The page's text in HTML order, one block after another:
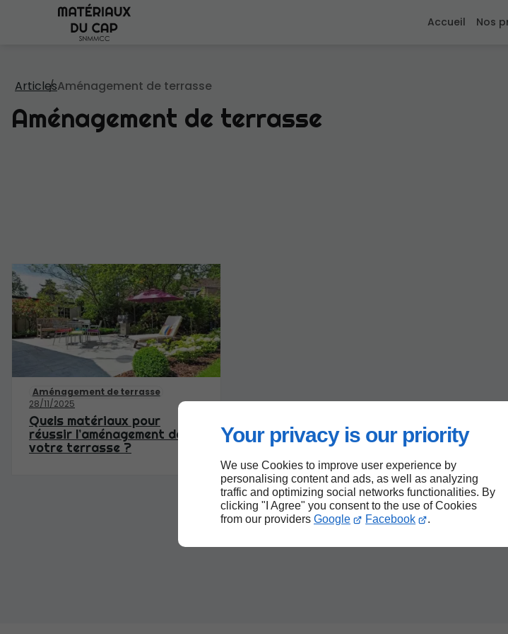
Your privacy is our priority
We use Cookies to improve user experience by
personalising content and ads, as well as analyzing
traffic and optimizing social networks functionalities. By
clicking "I Agree" you consent to the use of Cookies
from our providers Google Facebook .
Accueil Nos
ArticlesAménagement de terrasse
Aménagement de terrasse
Aménagement de terrasse
28/11/2025
Quels matériaux pour
réussir l’aménagement de
votre terrasse ?